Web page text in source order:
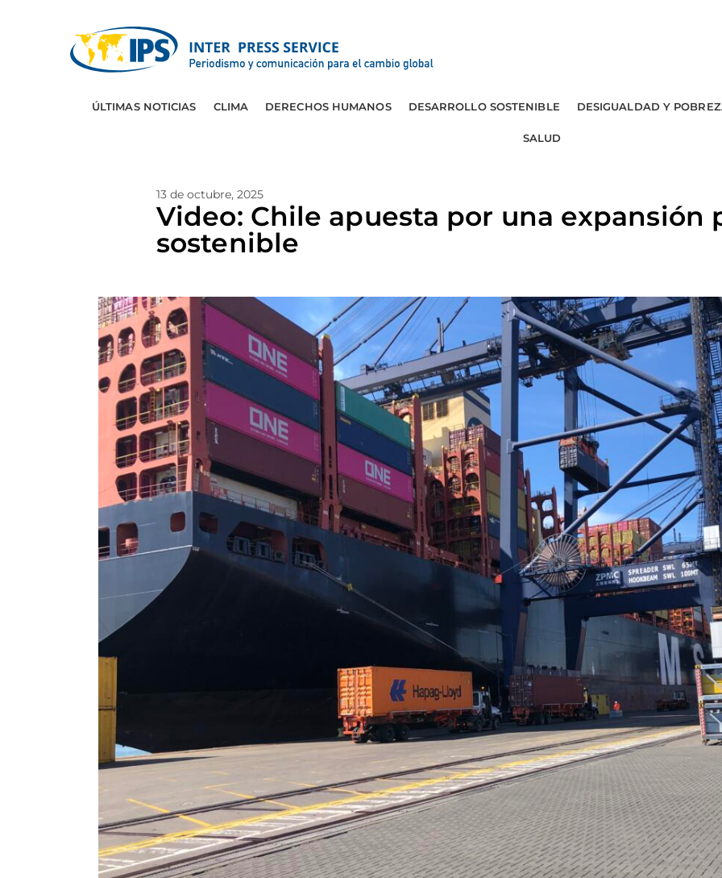
ÚLTIMAS NOTICIAS CLIMA DERECHOS HUMANOS DESARROLLO SOSTENIBLE DESIGUALDAD Y
SALUD
13 de octubre, 2025
Video: Chile apuesta por una expansión
sostenible